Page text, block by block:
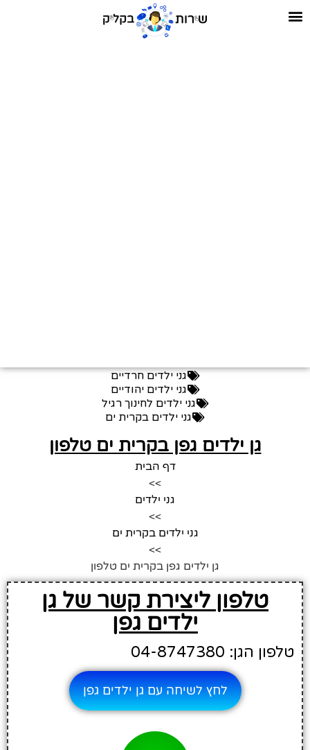
גני ילדים חרדיים
גני ילדים יהודיים
גני ילדים לחינוך רגיל
גני ילדים בקרית ים
גן ילדים גפן בקרית ים טלפון
דף הבית
>>
גני ילדים
>>
גני ילדים בקרית ים
>>
גן ילדים גפן בקרית ים טלפון
טלפון ליצירת קשר של גן
ילדים גפן
טלפון הגן: 04-8747380
לחץ לשיחה עם גן ילדים גפן